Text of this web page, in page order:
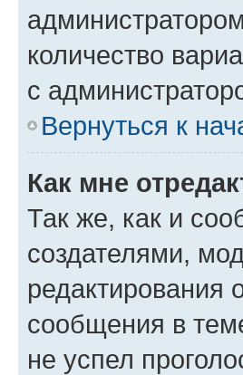
количество
с
Вернуться к
Как мне
Так же, как и
создателями,
редактирования
сообщения в
не успел